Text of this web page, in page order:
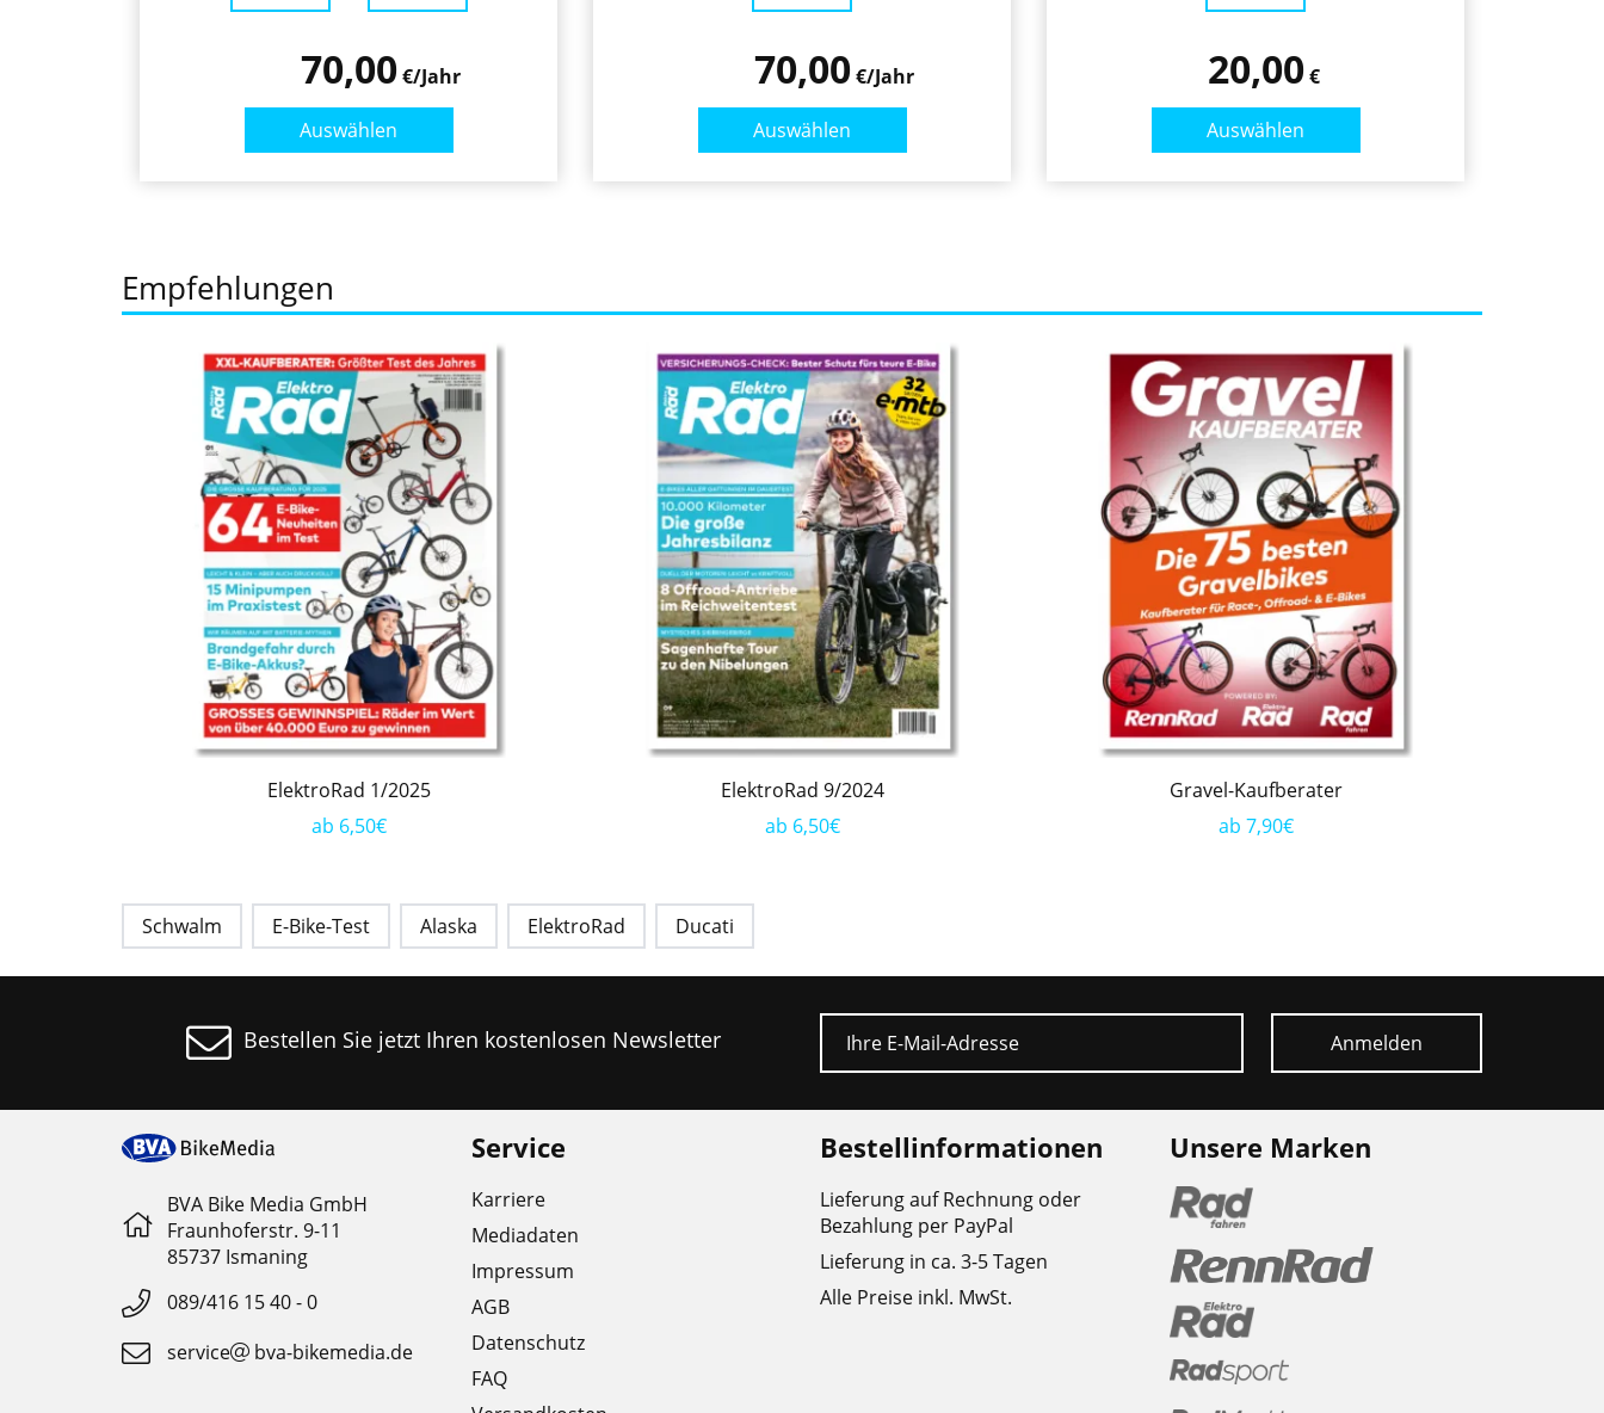
70,00€/Jahr
Auswählen
70,00€/Jahr
Auswählen
20,00€
Auswählen
Empfehlungen
ElektroRad 1/2025
ab 6,50€
ElektroRad 9/2024
ab 6,50€
Gravel-Kaufberater
ab 7,90€
Schwalm E-Bike-Test Alaska ElektroRad Ducati
Bestellen Sie jetzt Ihren kostenlosen Newsletter E-Mail Anmelden
BVA Bike Media GmbH
Fraunhoferstr. 9-11
85737 Ismaning
089/416 15 40 - 0
service
bva-bikemedia.de
Service
Karriere
Mediadaten
Impressum
AGB
Datenschutz
FAQ
Bestellinformationen
Lieferung auf Rechnung oder
Bezahlung per PayPal
Lieferung in ca. 3-5 Tagen
Alle Preise inkl. MwSt.
Unsere Marken